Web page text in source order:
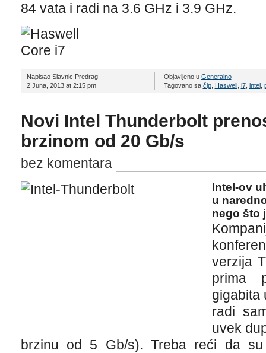
84 vata i radi na 3.6 GHz i 3.9 GHz.
Napisao Slavnic Predrag
2 Juna, 2013 at 2:15 pm
Objavljeno u Generalno
Tagovano sa čip, Haswell, i7, intel,
Novi Intel Thunderbolt
brzinom od 20 Gb/s
bez komentara
Intel-ov
u
nego što
verzija
prima
gigabita
radi
uvek
brzinu od 5 Gb/s). Treba reći da